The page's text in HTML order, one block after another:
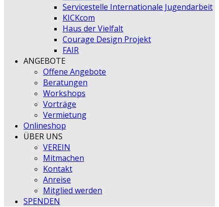
Servicestelle Internationale Jugendarbeit
KICKcom
Haus der Vielfalt
Courage Design Projekt
FAIR
ANGEBOTE
Offene Angebote
Beratungen
Workshops
Vorträge
Vermietung
Onlineshop
ÜBER UNS
VEREIN
Mitmachen
Kontakt
Anreise
Mitglied werden
SPENDEN